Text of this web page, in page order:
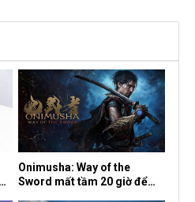
Onimusha: Way of the
Sword mất tầm 20 giờ để